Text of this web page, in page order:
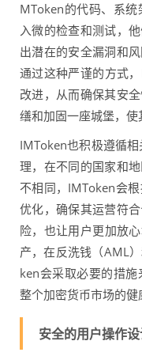
MToken的代码、系
入微的检查和测试，
出潜在的安全漏洞和
通过这种严谨的方式
改进，从而确保其安
缮和加固一座城堡，使
IMToken也积极遵循
理，在不同的国家和
不相同，IMToken会
优化，确保其运营符
险，也让用户更加放
产，在反洗钱（AML
ken会采取必要的措
整个加密货币市场的健
安全的用户操作